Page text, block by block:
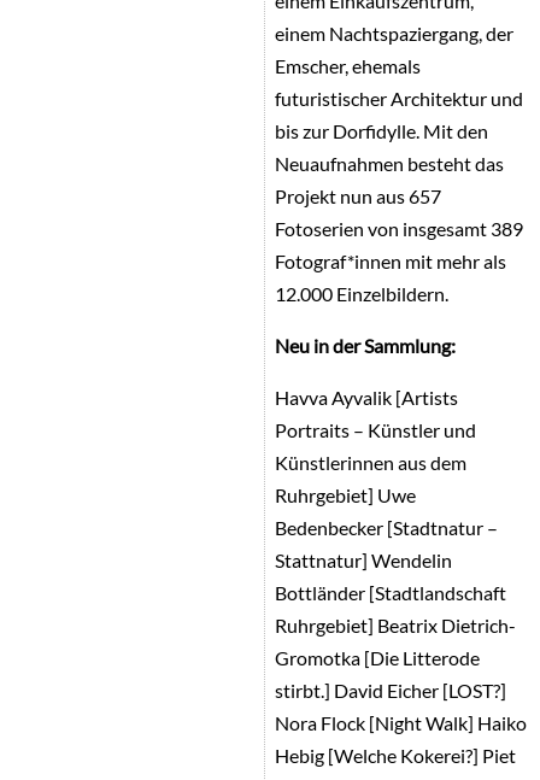
einem Nachtspaziergang, der
Emscher, ehemals
futuristischer Architektur und
bis zur Dorfidylle. Mit den
Neuaufnahmen besteht das
Projekt nun aus 657
Fotoserien von insgesamt 389
Fotograf*innen mit mehr als
12.000 Einzelbildern.
Neu in der Sammlung:
Havva Ayvalik [Artists
Portraits – Künstler und
Künstlerinnen aus dem
Ruhrgebiet] Uwe
Bedenbecker [Stadtnatur –
Stattnatur] Wendelin
Bottländer [Stadtlandschaft
Ruhrgebiet] Beatrix Dietrich-
Gromotka [Die Litterode
stirbt.] David Eicher [LOST?]
Nora Flock [Night Walk] Haiko
Hebig [Welche Kokerei?] Piet